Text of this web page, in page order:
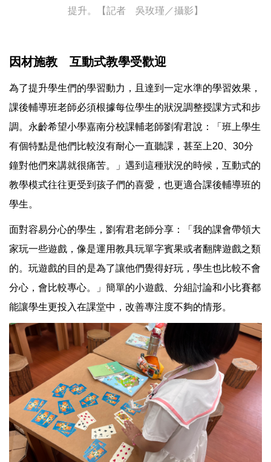
提升。【記者 吳玫瑾／攝影】
因材施教 互動式教學受歡迎
為了提升學生們的學習動力，且達到一定水準的學習效果，
課後輔導班老師必須根據每位學生的狀況調整授課方式和步
調。永齡希望小學嘉南分校課輔老師劉宥君說：「班上學生
有個特點是他們比較沒有耐心一直聽課，甚至上20、30分
鐘對他們來講就很痛苦。」遇到這種狀況的時候，互動式的
教學模式往往更受到孩子們的喜愛，也更適合課後輔導班的
學生。
面對容易分心的學生，劉宥君老師分享：「我的課會帶領大
家玩一些遊戲，像是運用教具玩單字賓果或者翻牌遊戲之類
的。玩遊戲的目的是為了讓他們覺得好玩，學生也比較不會
分心，會比較專心。」簡單的小遊戲、分組討論和小比賽都
能讓學生更投入在課堂中，改善專注度不夠的情形。